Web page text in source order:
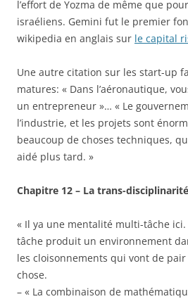
l’effort de Yozma de même que
israéliens. Gemini fut le premier
wikipedia en anglais sur le capital
Une autre citation sur les start-up
matures: « Dans l’aéronautique,
un entrepreneur »… « Le
l’industrie, et les projets sont
beaucoup de choses techniques,
aidé plus tard. »
Chapitre 12 – La trans-disciplinarité
« Il ya une mentalité multi-tâche
tâche produit un environnement
les cloisonnements qui vont de
chose.
– « La combinaison de